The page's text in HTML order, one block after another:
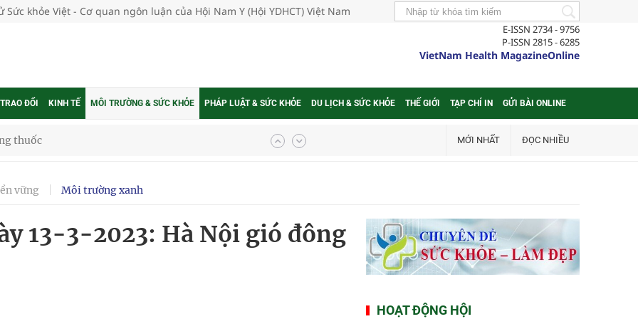
Sức khỏe Việt - Cơ quan ngôn luận của Hội Nam Y (Hội YDHCT) Việt Nam
E-ISSN 2734 - 9756
P-ISSN 2815 - 6285
VietNam Health MagazineOnline
ĐỔI KINH TẾ MÔI TRƯỜNG & SỨC KHỎE PHÁP LUẬT & SỨC KHỎE DU LỊCH & SỨC KHỎE THẾ GIỚI TẠP CHÍ IN GỬI BÀI ONLINE
cực hiệu quả
gia
MỚI NHẤT ĐỌC NHIỀU
vững Môi trường xanh
13-3-2023: Hà Nội gió đông
HOẠT ĐỘNG HỘI